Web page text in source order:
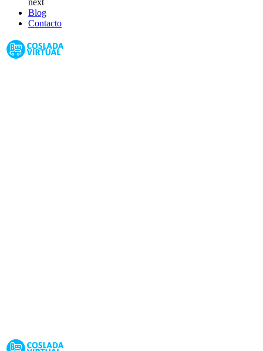
next
Blog
Contacto